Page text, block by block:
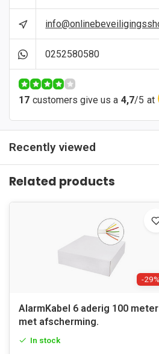
0252580580
17 customers give us a 4,7/5 at
Recently viewed
Related products
-29%
AlarmKabel 6 aderig 100 meter
met afscherming.
In stock